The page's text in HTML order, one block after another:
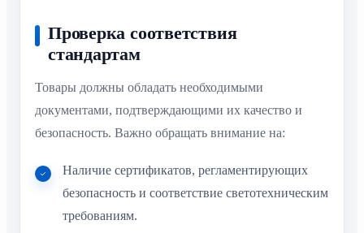
Проверка соответствия
стандартам
Товары должны обладать необходимыми
документами, подтверждающими их качество и
безопасность. Важно обращать внимание на:
Наличие сертификатов, регламентирующих
безопасность и соответствие светотехническим
требованиям.